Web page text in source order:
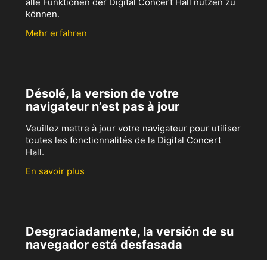
können.
Mehr erfahren
Désolé, la version de votre
navigateur n’est pas à jour
Veuillez mettre à jour votre navigateur pour utiliser
toutes les fonctionnalités de la Digital Concert
Hall.
En savoir plus
Desgraciadamente, la versión de su
navegador está desfasada